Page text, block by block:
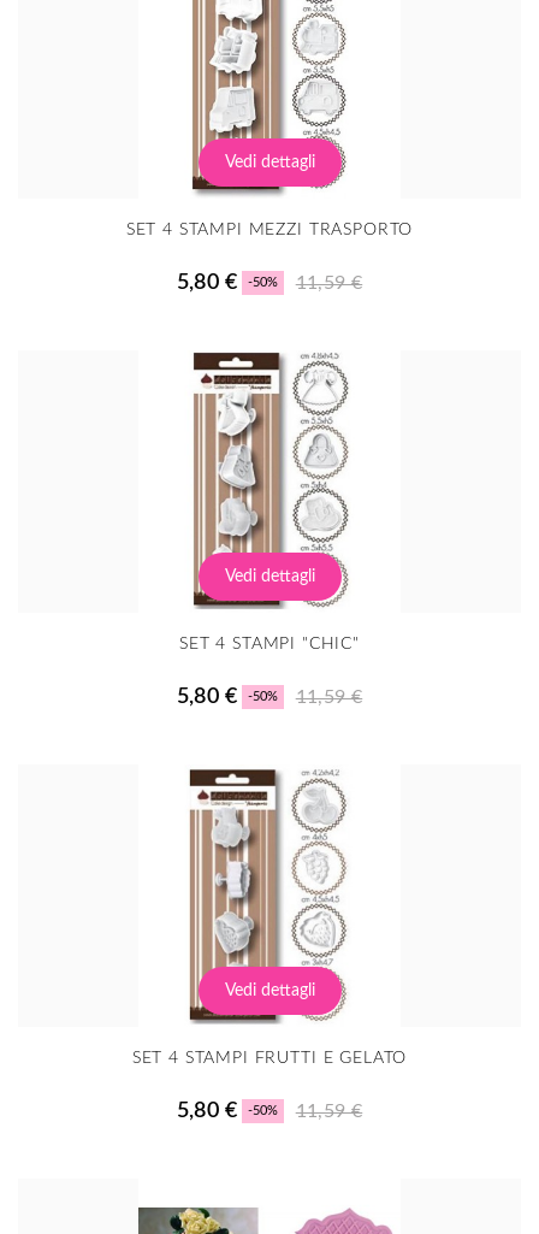
Vedi dettagli
SET 4 STAMPI MEZZI TRASPORTO
5,80 € -50% 11,59 €
Vedi dettagli
SET 4 STAMPI "CHIC"
5,80 € -50% 11,59 €
Vedi dettagli
SET 4 STAMPI FRUTTI E GELATO
5,80 € -50% 11,59 €